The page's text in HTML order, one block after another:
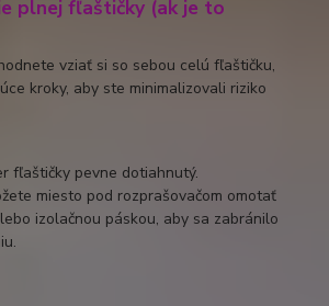
plnej fľaštičky (ak je to
vziať si so sebou celú fľaštičku,
kroky, aby ste minimalizovali riziko
fľaštičky pevne dotiahnutý.
miesto pod rozprašovačom omotať
izolačnou páskou, aby sa zabránilo